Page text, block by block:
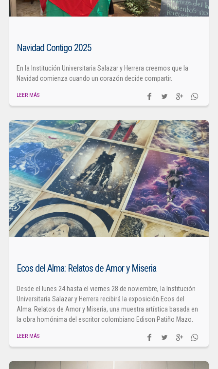
Navidad Contigo 2025
En la Institución Universitaria Salazar y Herrera creemos que la
Navidad comienza cuando un corazón decide compartir.
LEER MÁS
Ecos del Alma: Relatos de Amor y Miseria
Desde el lunes 24 hasta el viernes 28 de noviembre, la Institución
Universitaria Salazar y Herrera recibirá la exposición Ecos del
Alma: Relatos de Amor y Miseria, una muestra artística basada en
la obra homónima del escritor colombiano Edison Patiño Mazo.
LEER MÁS